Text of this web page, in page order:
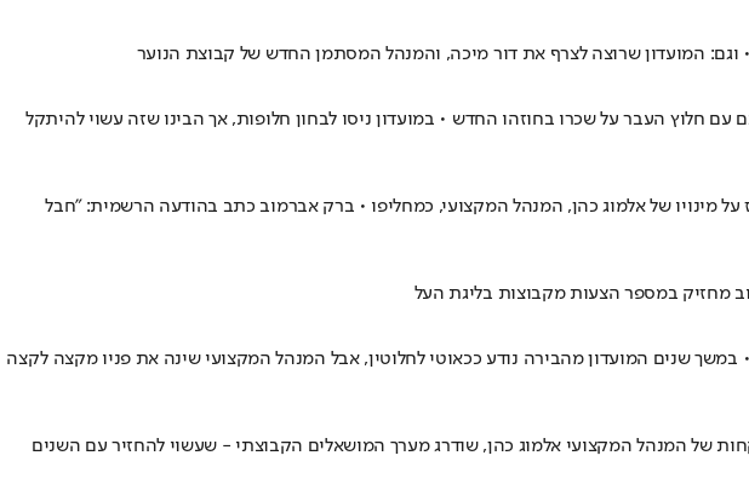
וגם: המועדון שרוצה לצרף את דור מיכה, והמנהל המסתמן החדש של קבוצת הנוער
חלוץ העבר על שכרו בחוזהו החדש • במועדון ניסו לבחון חלופות, אך הבינו שזה עשוי להיתקל
מינויו של אלמוג כהן, המנהל המקצועי, כמחליפו • ברק אברמוב כתב בהודעה הרשמית: "חבל
מחזיק במספר הצעות מקבוצות בליגת העל
• במשך שנים המועדון מהבירה נודע ככאוטי לחלוטין, אבל המנהל המקצועי שינה את פניו מקצה לקצה
של המנהל המקצועי אלמוג כהן, שודרג מערך המושאלים הקבוצתי - שעשוי להחזיר עם השנים